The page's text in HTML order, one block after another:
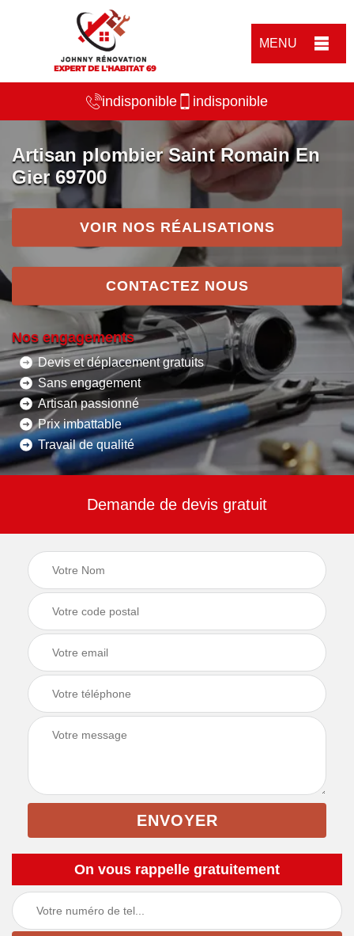
MENU
indisponible indisponible
Artisan plombier Saint Romain En
Gier 69700
VOIR NOS RÉALISATIONS
CONTACTEZ NOUS
Nos engagements
Devis et déplacement gratuits
Sans engagement
Artisan passionné
Prix imbattable
Travail de qualité
Demande de devis gratuit
On vous rappelle gratuitement